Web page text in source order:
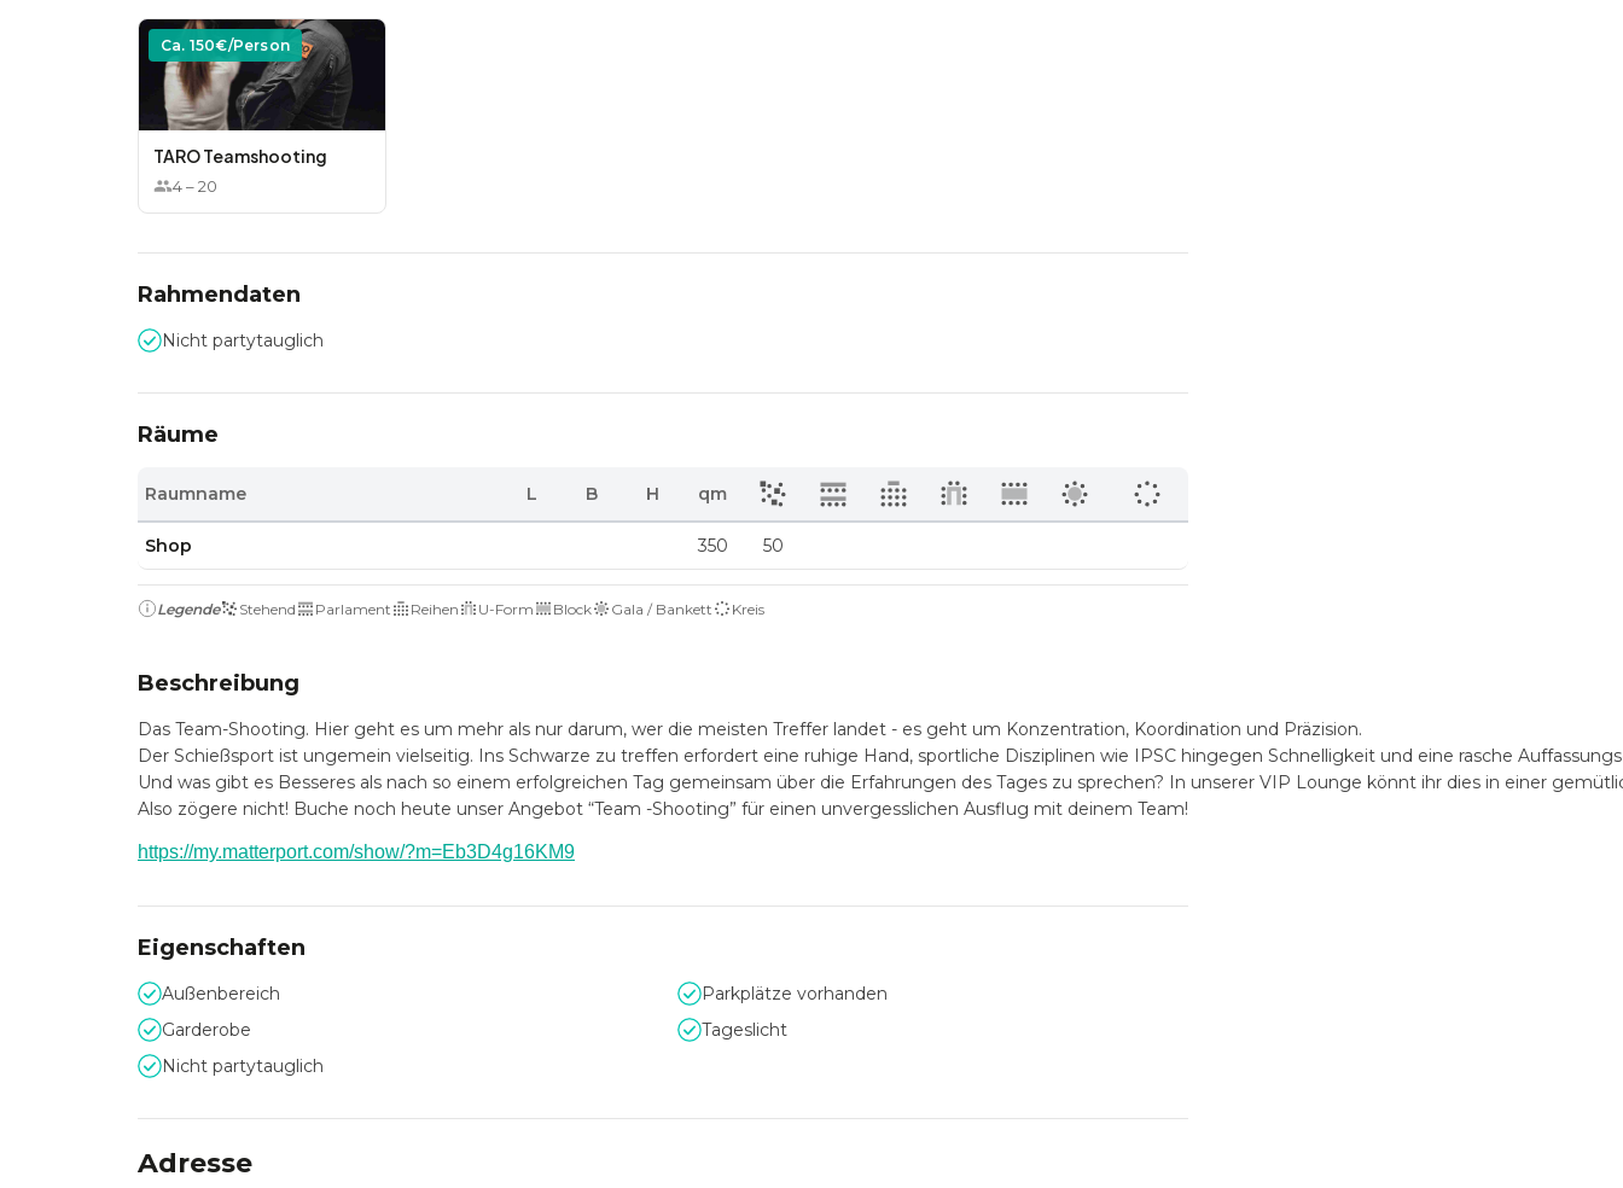
Ca. 150€/Person
TARO Teamshooting
4–20
Rahmendaten
Nicht partytauglich
Räume
Raumname L B H qm
Shop 350 50
Legende Stehend Parlament Reihen U-Form Block Gala / Bankett Kreis
Beschreibung
Das Team-Shooting. Hier geht es um mehr als nur darum, wer die meisten Treffer landet - es geht um Konzentration, Koordination und Präzision.
Der Schießsport ist ungemein vielseitig. Ins Schwarze zu treffen erfordert eine ruhige Hand, sportliche Disziplinen wie IPSC hingegen Schnelligkeit und eine rasche
Und was gibt es Besseres als nach so einem erfolgreichen Tag gemeinsam über die Erfahrungen des Tages zu sprechen? In unserer VIP Lounge könnt ihr dies in einer
Also zögere nicht! Buche noch heute unser Angebot “Team -Shooting” für einen unvergesslichen Ausflug mit deinem Team!
https://my.matterport.com/show/?m=Eb3D4g16KM9
Eigenschaften
Außenbereich
Parkplätze vorhanden
Garderobe
Tageslicht
Nicht partytauglich
Adresse